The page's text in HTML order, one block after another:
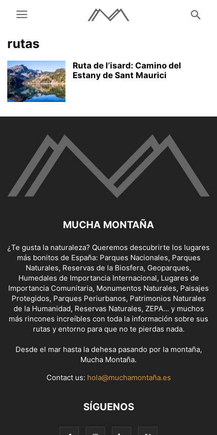
rutas
Ruta de l’isard: Camino del
Estany de Sant Maurici
MUCHA MONTAÑA
¿Te gusta la naturaleza? Queremos descubrirte los lugares
más bonitos de España: Parques Nacionales, Parques
Naturales, Reservas de la Biosfera, Geoparques,
Humedales de Importancia Internacional, Lugares de
Importancia Comunitaria, Monumentos Naturales, Paisajes
Protegidos, Parques Periurbanos, Patrimonios Naturales
de la Humanidad, Reservas Naturales, ZEPA... y muchos
más rincones increíbles con toda la información sobre sus
rutas y entorno para que no te pierdas nada.
Desde el mar hasta la dehesa pasando por la montaña,
Mucha Montaña.
Contact us: hola@muchamontaña.es
SÍGUENOS